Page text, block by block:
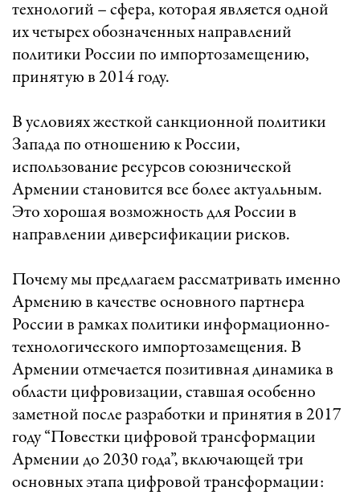
технологий – сфера, которая является одной
их четырех обозначенных направлений
политики России по импортозамещению,
принятую в 2014 году.
В условиях жесткой санкционной политики
Запада по отношению к России,
использование ресурсов союзнической
Армении становится все более актуальным.
Это хорошая возможность для России в
направлении диверсификации рисков.
Почему мы предлагаем рассматривать именно
Армению в качестве основного партнера
России в рамках политики информационно-
технологического импортозамещения. В
Армении отмечается позитивная динамика в
области цифровизации, ставшая особенно
заметной после разработки и принятия в 2017
году “Повестки цифровой трансформации
Армении до 2030 года”, включающей три
основных этапа цифровой трансформации: